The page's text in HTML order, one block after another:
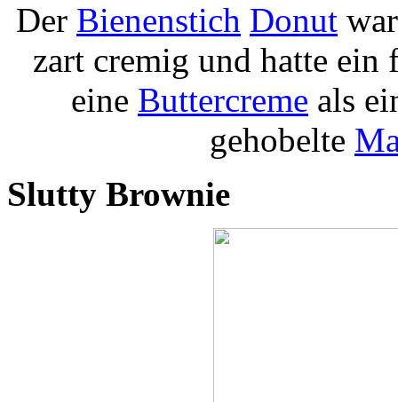
Der Bienenstich Donut
zart cremig und hatte ein
eine Buttercreme als
gehobelte
Slutty Brownie